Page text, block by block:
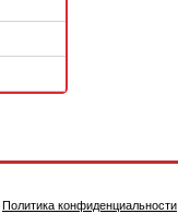
Политика конфиденциальности